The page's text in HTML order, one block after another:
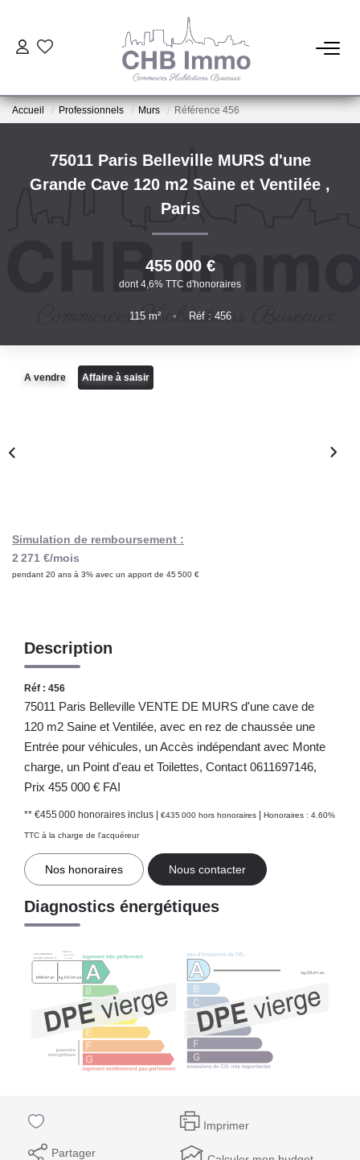
ESTIMATION
CESSIONS DE FONDS
GESTION
NOTRE AGENCE
Accueil Professionnels Murs Référence 456
75011 Paris Belleville MURS d'une
Grande Cave 120 m2 Saine et Ventilée ,
Paris
455 000 €
dont 4,6% TTC d'honoraires
115m² • Réf : 456
A vendre Affaire à saisir
Simulation de remboursement :
2 271 €/mois
pendant 20 ans à 3% avec un apport de 45 500 €
Description
Réf : 456
75011 Paris Belleville VENTE DE MURS d'une cave de
120 m2 Saine et Ventilée, avec en rez de chaussée une
Entrée pour véhicules, un Accès indépendant avec Monte
charge, un Point d'eau et Toilettes, Contact 0611697146,
Prix 455 000 € FAI
** €455 000 honoraires inclus | €435 000 hors honoraires | Honoraires : 4.60%
TTC à la charge de l'acquéreur
Nos honoraires Nous contacter
Diagnostics énergétiques
Imprimer
Partager